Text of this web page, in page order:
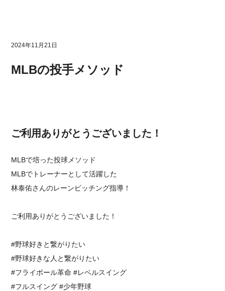
2024年11月21日
MLBの投手メソッド
ご利用ありがとうございました！
MLBで培った投球メソッド
MLBでトレーナーとして活躍した
林泰佑さんのレーンピッチング指導！
ご利用ありがとうございました！
#野球好きと繋がりたい
#野球好きな人と繋がりたい
⁡#フライボール革命 #レベルスイング⁡
#フルスイング #少年野球